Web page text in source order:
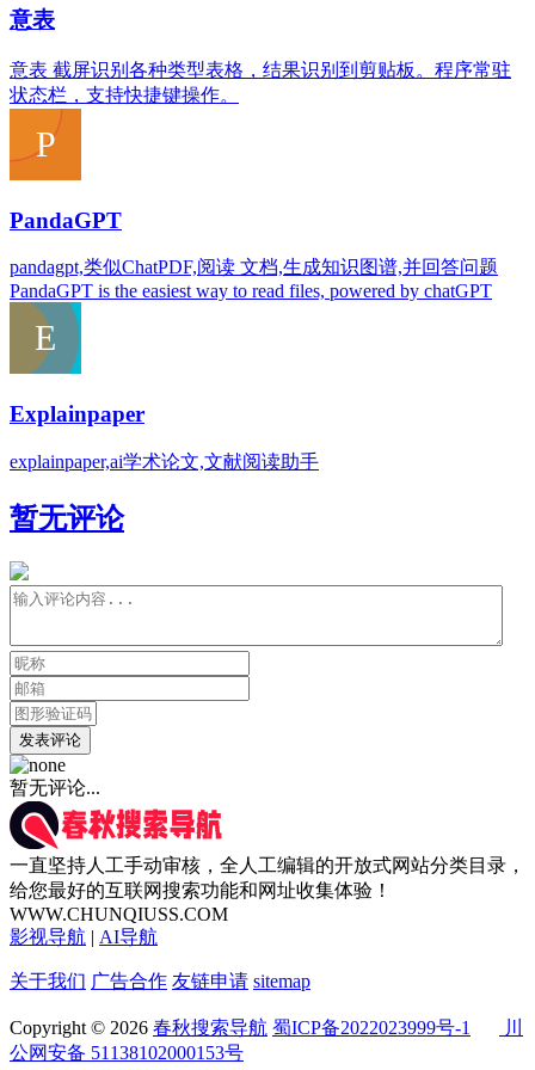
意表
意表 截屏识别各种类型表格，结果识别到剪贴板。程序常驻
状态栏，支持快捷键操作。
PandaGPT
pandagpt,类似ChatPDF,阅读 文档,生成知识图谱,并回答问题
PandaGPT is the easiest way to read files, powered by chatGPT
Explainpaper
explainpaper,ai学术论文,文献阅读助手
暂无评论
发表评论
暂无评论...
一直坚持人工手动审核，全人工编辑的开放式网站分类目录，
给您最好的互联网搜索功能和网址收集体验！
WWW.CHUNQIUSS.COM
影视导航 | AI导航
关于我们 广告合作 友链申请 sitemap
Copyright © 2026 春秋搜索导航 蜀ICP备2022023999号-1
川
公网安备 51138102000153号